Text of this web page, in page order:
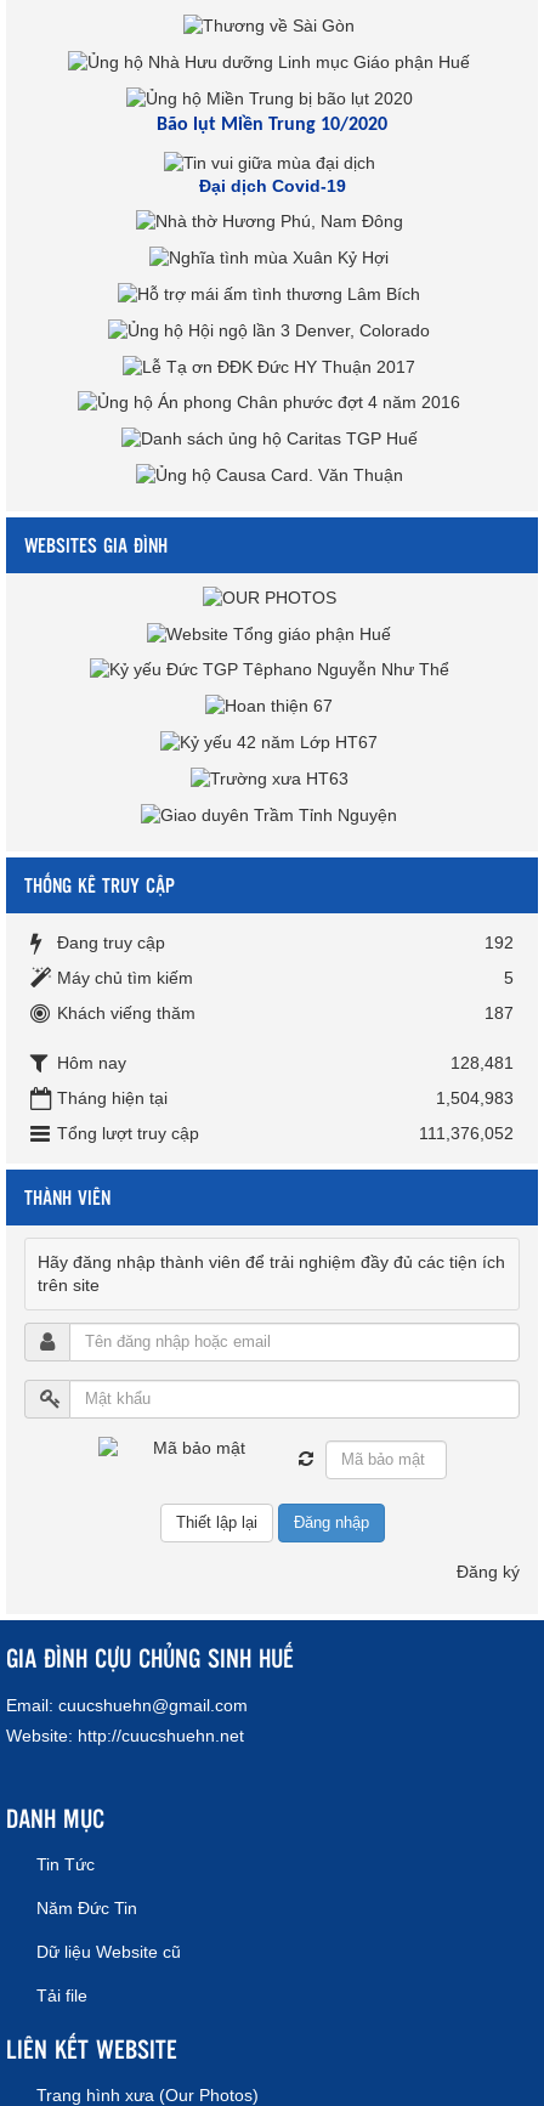
Bão lụt Miền Trung 10/2020
Đại dịch Covid-19
WEBSITES GIA ĐÌNH
THỐNG KÊ TRUY CẬP
Đang truy cập
192
Máy chủ tìm kiếm
5
Khách viếng thăm
187
Hôm nay
128,481
Tháng hiện tại
1,504,983
Tổng lượt truy cập
111,376,052
THÀNH VIÊN
Hãy đăng nhập thành viên để trải nghiệm đầy đủ các tiện ích
trên site
Đăng nhập
Đăng ký
GIA ĐÌNH CỰU CHỦNG SINH HUẾ
Email: cuucshuehn@gmail.com
Website: http://cuucshuehn.net
DANH MỤC
Tin Tức
Năm Đức Tin
Dữ liệu Website cũ
Tải file
LIÊN KẾT WEBSITE
Trang hình xưa (Our Photos)